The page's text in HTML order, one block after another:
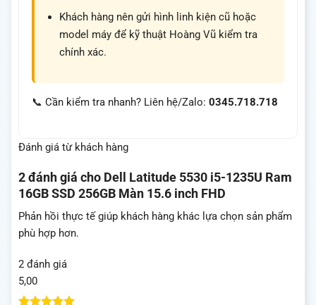
Khách hàng nên gửi hình linh kiện cũ hoặc
model máy để kỹ thuật Hoàng Vũ kiểm tra
chính xác.
📞 Cần kiểm tra nhanh? Liên hệ/Zalo: 0345.718.718
Đánh giá từ khách hàng
2 đánh giá cho Dell Latitude 5530 i5-1235U Ram
16GB SSD 256GB Màn 15.6 inch FHD
Phản hồi thực tế giúp khách hàng khác lựa chọn sản phẩm
phù hợp hơn.
2 đánh giá
5,00